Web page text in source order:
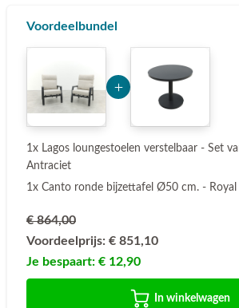
Voordeelbundel
1x Lagos loungestoelen verstelbaar - Set
Antraciet
1x Canto ronde bijzettafel Ø50 cm. - Royal
€ 864,00
Voordeelprijs: € 851,10
Je bespaart: € 12,90
In winkelwagen